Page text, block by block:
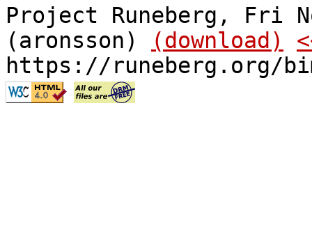
Project Runeberg, Fri
(aronsson)
(download)
https://runeberg.org/